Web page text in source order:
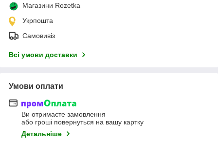
Магазини Rozetka
Укрпошта
Самовивіз
Всі умови доставки
Умови оплати
Ви отримаєте замовлення
або гроші повернуться на вашу картку
Детальніше